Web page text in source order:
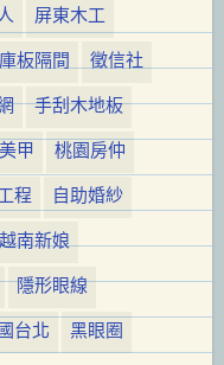
屏東木工
庫板隔間
徵信社
手刮木地板
甲
桃園房仲
程
自助婚紗
越南新娘
隱形眼線
台北 黑眼圈